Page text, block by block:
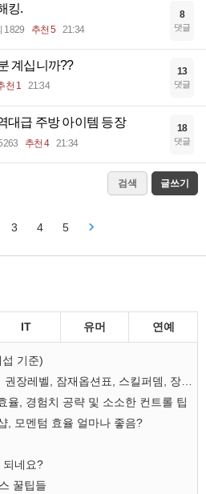
킹.
1829 추천 5 21:34
8
댓글
계십니까??
천 1 21:34
13
댓글
대급 주방 아이템 등장
추천 4 21:34
18
댓글
검색 글쓰기
3 4 5
IT 유머 연예
기준)
율, 경험치 공략 및 소소한 컨트롤 팁
, 모멘텀 효율 얼마나 좋음?
되네요?
꿀팁들